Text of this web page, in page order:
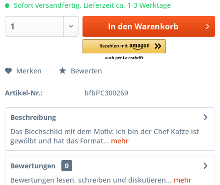
Sofort versandfertig, Lieferzeit ca. 1-3 Werktage
In den Warenkorb
Merken Bewerten
Artikel-Nr.: bfbPC300269
Beschreibung
Das Blechschild mit dem Motiv: Ich bin der Chef Katze ist
gewölbt und hat das Format... mehr
Bewertungen
0
Bewertungen lesen, schreiben und diskutieren... mehr